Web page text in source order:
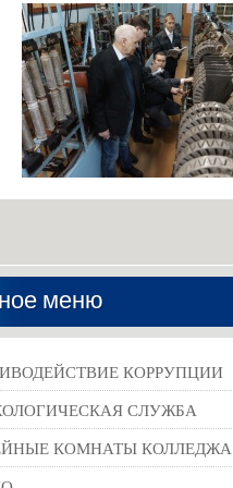
меню
КОРРУПЦИИ
СЛУЖБА
КОМНАТЫ КОЛЛЕДЖА